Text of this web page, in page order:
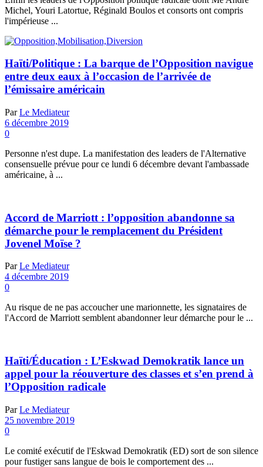
Michel, Youri Latortue, Réginald Boulos et consorts ont compris
l'impérieuse ...
Haïti/Politique : La barque de l’Opposition navigue
entre deux eaux à l’occasion de l’arrivée de
l’émissaire américain
Par Le Mediateur
6 décembre 2019
0
Personne n'est dupe. La manifestation des leaders de l'Alternative
consensuelle prévue pour ce lundi 6 décembre devant l'ambassade
américaine, à ...
Accord de Marriott : l’opposition abandonne sa
démarche pour le remplacement du Président
Jovenel Moïse ?
Par Le Mediateur
4 décembre 2019
0
Au risque de ne pas accoucher une marionnette, les signataires de
l'Accord de Marriott semblent abandonner leur démarche pour le ...
Haïti/Éducation : L’Eskwad Demokratik lance un
appel pour la réouverture des classes et s’en prend à
l’Opposition radicale
Par Le Mediateur
25 novembre 2019
0
Le comité exécutif de l'Eskwad Demokratik (ED) sort de son silence
pour fustiger sans langue de bois le comportement des ...